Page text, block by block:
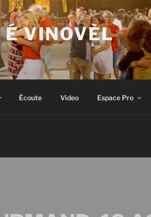
VINOVÈL
Écoute Video Espace Pro